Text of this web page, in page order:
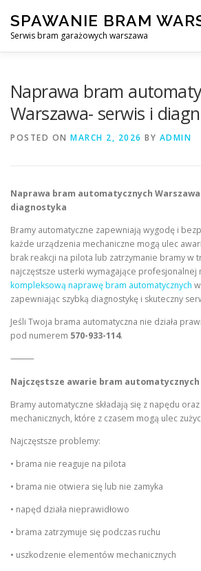
content
SPAWANIE BRAM
Serwis bram garażowych warszawa
Naprawa bram
Warszawa- serwis i
POSTED ON MARCH 2, 2026 BY ADMIN
Naprawa bram automatycznych
diagnostyka
Bramy automatyczne zapewniają wygodę i
każde urządzenia mechaniczne mogą ulec
brak reakcji na pilota lub zatrzymanie bramy w
najczęstsze usterki wymagające
kompleksową naprawę bram automatycznych
zapewniając szybką diagnostykę i skuteczny
Jeśli Twoja brama automatyczna nie działa
pod numerem 570-933-114.
⸻
Najczęstsze awarie bram automatycznych
Bramy automatyczne składają się z napędu
mechanicznych, które z czasem mogą ulec
Najczęstsze problemy:
• brama nie reaguje na pilota
• brama nie otwiera się lub nie zamyka
• napęd działa nieprawidłowo
• brama zatrzymuje się podczas ruchu
• uszkodzenie elementów mechanicznych